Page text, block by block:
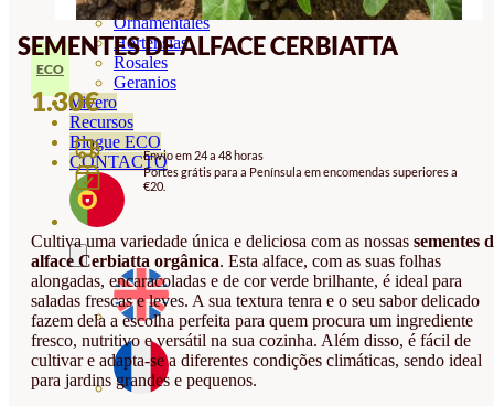
Ornamentales
Hortensias
Rosales
Geranios
Vivero
Recursos
Blogue ECO
CONTACTO
SEMENTES DE ALFACE CERBIATTA
ECO
1.30€
Envio em 24 a 48 horas
Portes grátis para a Península em encomendas superiores a
€20.
Cultiva uma variedade única e deliciosa com as nossas sementes
alface Cerbiatta orgânica. Esta alface, com as suas folhas
alongadas, encaracoladas e de cor verde brilhante, é ideal para
saladas frescas e leves. A sua textura tenra e o seu sabor delicado
fazem dela a escolha perfeita para quem procura um ingrediente
fresco, nutritivo e versátil na sua cozinha. Além disso, é fácil de
cultivar e adapta-se a diferentes condições climáticas, sendo ideal
para jardins grandes e pequenos.